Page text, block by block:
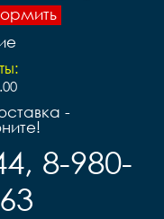
-
8-980-